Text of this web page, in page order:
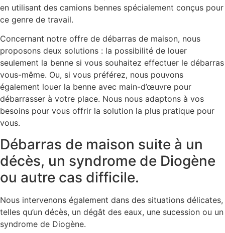
en utilisant des camions bennes spécialement conçus pour
ce genre de travail.
Concernant notre offre de débarras de maison, nous
proposons deux solutions : la possibilité de louer
seulement la benne si vous souhaitez effectuer le débarras
vous-même. Ou, si vous préférez, nous pouvons
également louer la benne avec main-d’œuvre pour
débarrasser à votre place. Nous nous adaptons à vos
besoins pour vous offrir la solution la plus pratique pour
vous.
Débarras de maison suite à un
décès, un syndrome de Diogène
ou autre cas difficile.
Nous intervenons également dans des situations délicates,
telles qu’un décès, un dégât des eaux, une sucession ou un
syndrome de Diogène.